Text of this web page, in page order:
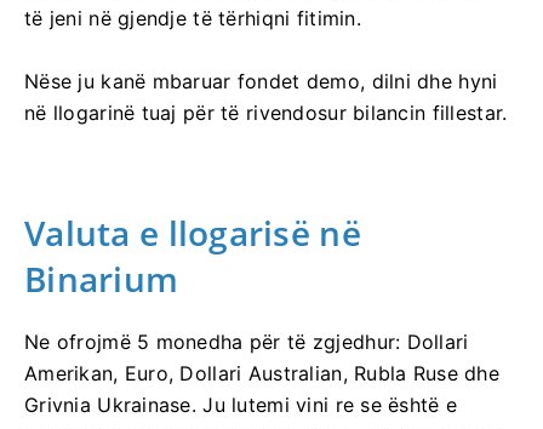
të jeni në gjendje të tërhiqni fitimin.
Nëse ju kanë mbaruar fondet demo, dilni dhe hyni
në llogarinë tuaj për të rivendosur bilancin fillestar.
Valuta e llogarisë në
Binarium
Ne ofrojmë 5 monedha për të zgjedhur: Dollari
Amerikan, Euro, Dollari Australian, Rubla Ruse dhe
Grivnia Ukrainase. Ju lutemi vini re se është e